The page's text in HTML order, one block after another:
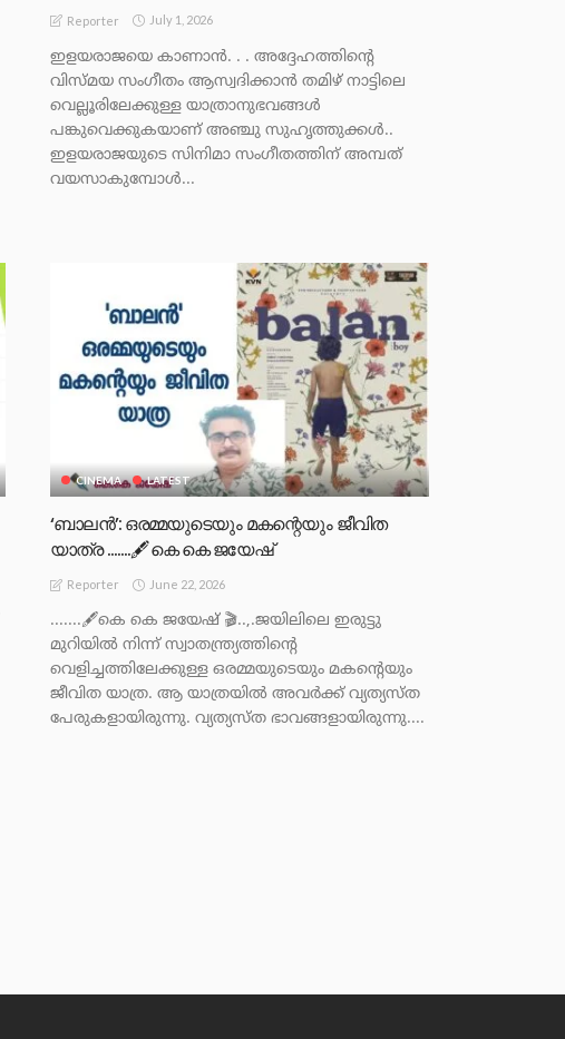
Reporter July 1, 2026
ഇളയരാജയെ കാണാൻ. . . അദ്ദേഹത്തിന്റെ
വിസ്മയ സംഗീതം ആസ്വദിക്കാൻ തമിഴ് നാട്ടിലെ
വെല്ലൂരിലേക്കുള്ള യാത്രാനുഭവങ്ങൾ
പങ്കുവെക്കുകയാണ് അഞ്ചു സുഹൃത്തുക്കൾ..
ഇളയരാജയുടെ സിനിമാ സംഗീതത്തിന് അമ്പത്
വയസാകുമ്പോൾ...
CINEMA LATEST
‘ബാലൻ’: ഒരമ്മയുടെയും മകന്റെയും ജീവിത
യാത്ര …….🖋️കെ കെ ജയേഷ്
Reporter June 22, 2026
.......🖋️കെ കെ ജയേഷ് 🎬..,.ജയിലിലെ ഇരുട്ടു
മുറിയിൽ നിന്ന് സ്വാതന്ത്ര്യത്തിന്റെ
വെളിച്ചത്തിലേക്കുള്ള ഒരമ്മയുടെയും മകന്റെയും
ജീവിത യാത്ര. ആ യാത്രയിൽ അവർക്ക് വ്യത്യസ്ത
പേരുകളായിരുന്നു. വ്യത്യസ്ത ഭാവങ്ങളായിരുന്നു....